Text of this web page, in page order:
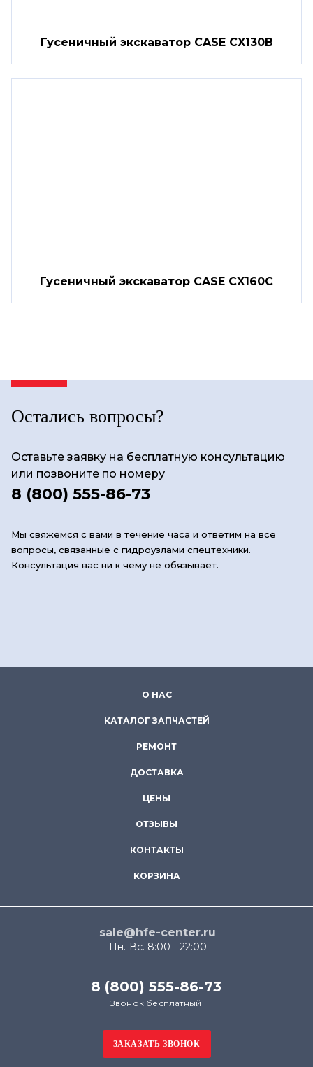
Гусеничный экскаватор CASE CX130B
Гусеничный экскаватор CASE CX160C
Остались вопросы?
Оставьте заявку на бесплатную консультацию
или позвоните по номеру
8 (800) 555-86-73
Мы свяжемся с вами в течение часа и ответим на все
вопросы, связанные с гидроузлами спецтехники.
Консультация вас ни к чему не обязывает.
О НАС
КАТАЛОГ ЗАПЧАСТЕЙ
РЕМОНТ
ДОСТАВКА
ЦЕНЫ
ОТЗЫВЫ
КОНТАКТЫ
КОРЗИНА
sale@hfe-center.ru
Пн.-Вс. 8:00 - 22:00
8 (800) 555-86-73
Звонок бесплатный